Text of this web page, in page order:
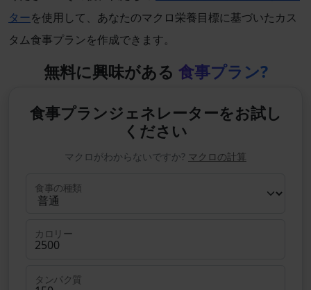
ターを使用して、あなたのマクロ栄養目標に基づいたカス
タム食事プランを作成できます。
無料に興味がある 食事プラン?
食事プランジェネレーターをお試し
ください
マクロがわからないですか? マクロの計算
食事の種類
カロリー
タンパク質